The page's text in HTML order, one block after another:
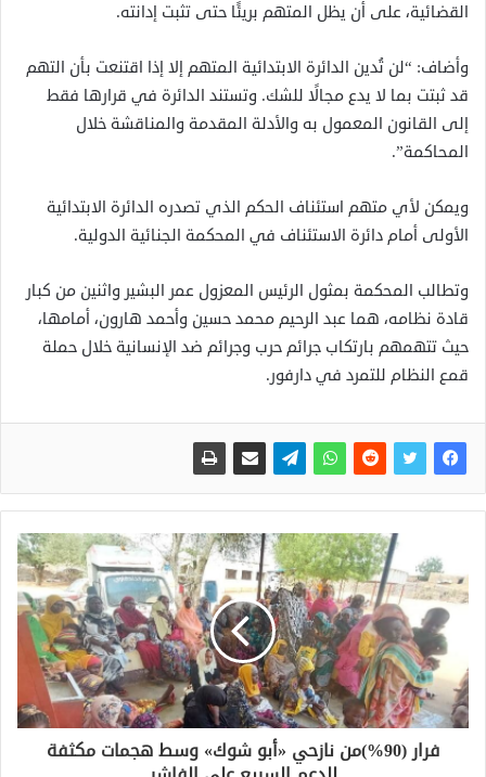
القضائية، على أن يظل المتهم بريئًا حتى تثبت إدانته.
وأضاف: “لن تُدين الدائرة الابتدائية المتهم إلا إذا اقتنعت بأن التهم
قد ثبتت بما لا يدع مجالًا للشك. وتستند الدائرة في قرارها فقط
إلى القانون المعمول به والأدلة المقدمة والمناقشة خلال
المحاكمة”.
ويمكن لأي متهم استئناف الحكم الذي تصدره الدائرة الابتدائية
الأولى أمام دائرة الاستئناف في المحكمة الجنائية الدولية.
وتطالب المحكمة بمثول الرئيس المعزول عمر البشير واثنين من كبار
قادة نظامه، هما عبد الرحيم محمد حسين وأحمد هارون، أمامها،
حيث تتهمهم بارتكاب جرائم حرب وجرائم ضد الإنسانية خلال حملة
قمع النظام للتمرد في دارفور.
فرار (90%)من نازحي «أبو شوك» وسط هجمات مكثفة